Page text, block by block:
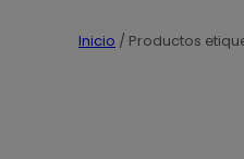
Inicio / Productos